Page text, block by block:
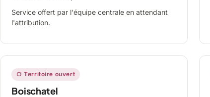
Service offert par l'équipe centrale en attendant
l'attribution.
○ Territoire ouvert
Boischatel